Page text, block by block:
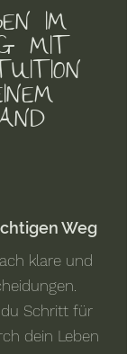
Weg
klare und
Schritt für
dein Leben
IM
MIT